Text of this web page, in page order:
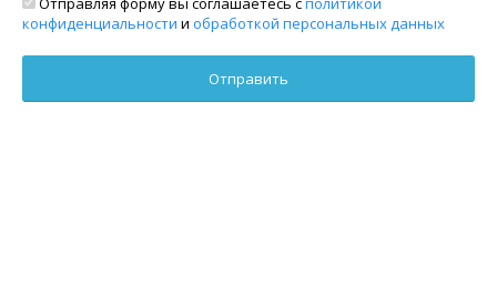
конфиденциальности и обработкой персональных данных